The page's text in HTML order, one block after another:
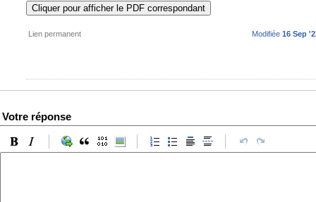
Cliquer pour afficher le PDF correspondant
Lien permanent Modifiée 16 Sep
Votre réponse